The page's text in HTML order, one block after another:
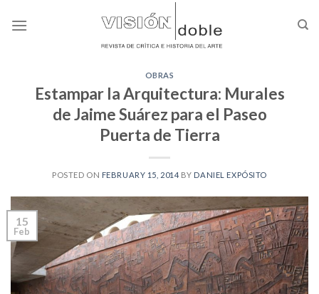
OBRAS
Estampar la Arquitectura: Murales
de Jaime Suárez para el Paseo
Puerta de Tierra
POSTED ON FEBRUARY 15, 2014 BY DANIEL EXPÓSITO
15
Feb